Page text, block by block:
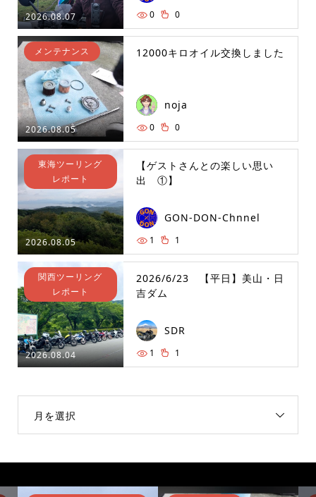
2026.08.07 0 0
2026.08.05
メンテナンス 12000キロオイル交換しました
noja
0 0
2026.08.05
東海ツーリング
レポート
【ゲストさんとの楽しい思い
出 ①】
GON-DON-Chnnel
1 1
2026.08.04
関西ツーリング
レポート
2026/6/23 【平日】美山・日
吉ダム
SDR
1 1
月を選択